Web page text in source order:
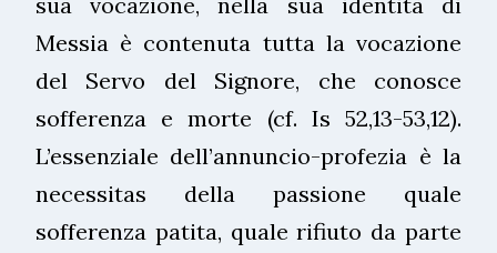
Messia è contenuta tutta la vocazione
del Servo del Signore, che conosce
sofferenza e morte (cf. Is 52,13-53,12).
L’essenziale dell’annuncio-profezia è la
necessitas della passione quale
sofferenza patita, quale rifiuto da parte